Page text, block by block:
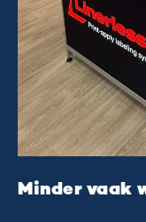
Minder vaak